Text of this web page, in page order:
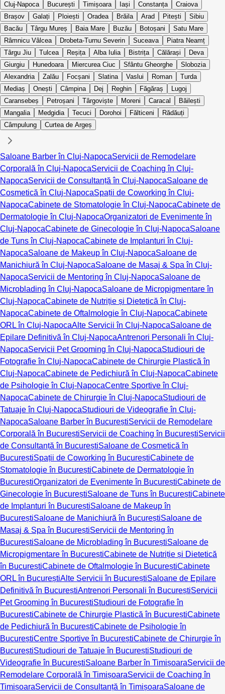
Cluj-Napoca București Timișoara Iași Constanța
Craiova
Brașov
Galați Ploiești Oradea Brăila Arad Pitești
Sibiu
Bacău
Târgu Mureș Baia Mare Buzău Botoșani
Satu Mare
Râmnicu Vâlcea
Drobeta-Turnu Severin Suceava
Piatra Neamț
Târgu Jiu
Tulcea Reșița Alba Iulia Bistrița Călărași
Deva
Giurgiu
Hunedoara Miercurea Ciuc Sfântu Gheorghe
Slobozia
Alexandria
Zalău Focșani Slatina Vaslui Roman
Turda
Mediaș
Onești Câmpina Dej Reghin Făgăraș
Lugoj
Caransebeș
Petroșani Târgoviște Moreni Caracal
Băilești
Mangalia
Medgidia Tecuci Dorohoi Fălticeni
Rădăuți
Câmpulung
Curtea de Argeș
Saloane Barber în Cluj-NapocaServicii de Remodelare
Corporală în Cluj-NapocaServicii de Coaching în Cluj-
NapocaServicii de Consultanță în Cluj-NapocaSaloane de
Cosmetică în Cluj-NapocaSpații de Coworking în Cluj-
NapocaCabinete de Stomatologie în Cluj-NapocaCabinete de
Dermatologie în Cluj-NapocaOrganizatori de Evenimente în
Cluj-NapocaCabinete de Ginecologie în Cluj-NapocaSaloane
de Tuns în Cluj-NapocaCabinete de Implanturi în Cluj-
NapocaSaloane de Makeup în Cluj-NapocaSaloane de
Manichiură în Cluj-NapocaSaloane de Masaj & Spa în Cluj-
NapocaServicii de Mentoring în Cluj-NapocaSaloane de
Microblading în Cluj-NapocaSaloane de Micropigmentare în
Cluj-NapocaCabinete de Nutriție și Dietetică în Cluj-
NapocaCabinete de Oftalmologie în Cluj-NapocaCabinete
ORL în Cluj-NapocaAlte Servicii în Cluj-NapocaSaloane de
Epilare Definitivă în Cluj-NapocaAntrenori Personali în Cluj-
NapocaServicii Pet Grooming în Cluj-NapocaStudiouri de
Fotografie în Cluj-NapocaCabinete de Chirurgie Plastică în
Cluj-NapocaCabinete de Pedichiură în Cluj-NapocaCabinete
de Psihologie în Cluj-NapocaCentre Sportive în Cluj-
NapocaCabinete de Chirurgie în Cluj-NapocaStudiouri de
Tatuaje în Cluj-NapocaStudiouri de Videografie în Cluj-
NapocaSaloane Barber în BucureștiServicii de Remodelare
Corporală în BucureștiServicii de Coaching în BucureștiServicii
de Consultanță în BucureștiSaloane de Cosmetică în
BucureștiSpații de Coworking în BucureștiCabinete de
Stomatologie în BucureștiCabinete de Dermatologie în
BucureștiOrganizatori de Evenimente în BucureștiCabinete de
Ginecologie în BucureștiSaloane de Tuns în BucureștiCabinete
de Implanturi în BucureștiSaloane de Makeup în
BucureștiSaloane de Manichiură în BucureștiSaloane de
Masaj & Spa în BucureștiServicii de Mentoring în
BucureștiSaloane de Microblading în BucureștiSaloane de
Micropigmentare în BucureștiCabinete de Nutriție și Dietetică
în BucureștiCabinete de Oftalmologie în BucureștiCabinete
ORL în BucureștiAlte Servicii în BucureștiSaloane de Epilare
Definitivă în BucureștiAntrenori Personali în BucureștiServicii
Pet Grooming în BucureștiStudiouri de Fotografie în
BucureștiCabinete de Chirurgie Plastică în BucureștiCabinete
de Pedichiură în BucureștiCabinete de Psihologie în
BucureștiCentre Sportive în BucureștiCabinete de Chirurgie în
BucureștiStudiouri de Tatuaje în BucureștiStudiouri de
Videografie în BucureștiSaloane Barber în TimișoaraServicii de
Remodelare Corporală în TimișoaraServicii de Coaching în
TimișoaraServicii de Consultanță în TimișoaraSaloane de